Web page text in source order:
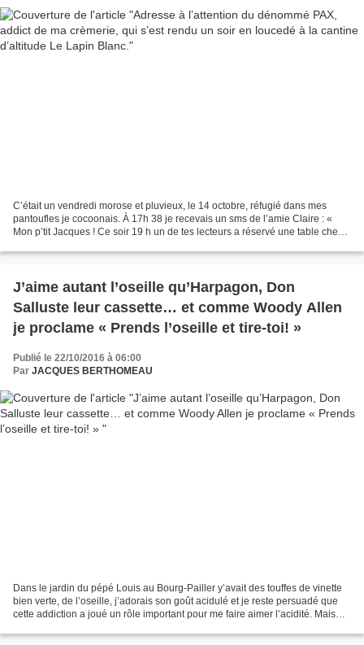
C’était un vendredi morose et pluvieux, le 14 octobre, réfugié dans mes
pantoufles je cocoonais. À 17h 38 je recevais un sms de l’amie Claire : «
Mon p’tit Jacques ! Ce soir 19 h un de tes lecteurs a réservé une table chez
J’aime autant l’oseille qu’Harpagon, Don
Salluste leur cassette… et comme Woody Allen
je proclame « Prends l’oseille et tire-toi! »
Publié le 22/10/2016 à 06:00
Par JACQUES BERTHOMEAU
Dans le jardin du pépé Louis au Bourg-Pailler y’avait des touffes de vinette
bien verte, de l’oseille, j’adorais son goût acidulé et je reste persuadé que
cette addiction a joué un rôle important pour me faire aimer l’acidité. Mais